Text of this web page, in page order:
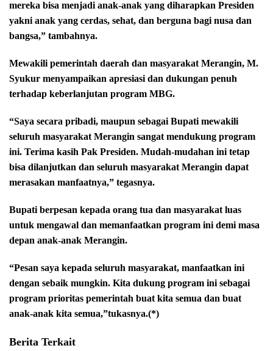
mereka bisa menjadi anak-anak yang diharapkan Presiden
yakni anak yang cerdas, sehat, dan berguna bagi nusa dan
bangsa,” tambahnya.
Mewakili pemerintah daerah dan masyarakat Merangin, M.
Syukur menyampaikan apresiasi dan dukungan penuh
terhadap keberlanjutan program MBG.
“Saya secara pribadi, maupun sebagai Bupati mewakili
seluruh masyarakat Merangin sangat mendukung program
ini. Terima kasih Pak Presiden. Mudah-mudahan ini tetap
bisa dilanjutkan dan seluruh masyarakat Merangin dapat
merasakan manfaatnya,” tegasnya.
Bupati berpesan kepada orang tua dan masyarakat luas
untuk mengawal dan memanfaatkan program ini demi masa
depan anak-anak Merangin.
“Pesan saya kepada seluruh masyarakat, manfaatkan ini
dengan sebaik mungkin. Kita dukung program ini sebagai
program prioritas pemerintah buat kita semua dan buat
anak-anak kita semua,”tukasnya.(*)
Berita Terkait